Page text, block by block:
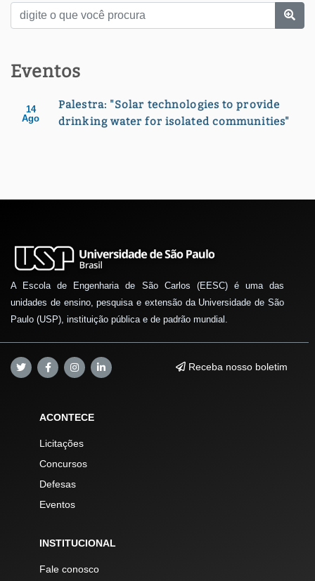
Eventos
14
Ago
Palestra: "Solar technologies to provide
drinking water for isolated communities"
A Escola de Engenharia de São Carlos (EESC) é uma das
unidades de ensino, pesquisa e extensão da Universidade de São
Paulo (USP), instituição pública e de padrão mundial.
Receba nosso boletim
ACONTECE
Licitações
Concursos
Defesas
Eventos
INSTITUCIONAL
Fale conosco